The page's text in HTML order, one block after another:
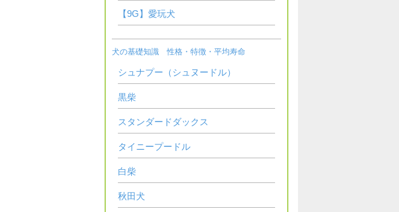
【9G】愛玩犬
犬の基礎知識 性格・特徴・平均寿命
シュナプー（シュヌードル）
黒柴
スタンダードダックス
タイニープードル
白柴
秋田犬